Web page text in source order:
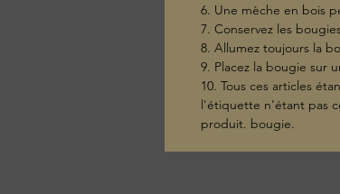
6. Une mèche en bois
7. Conservez les
8. Allumez toujours la
9. Placez la bougie sur
10. Tous ces articles
l'étiquette n'étant pas
produit. bougie.